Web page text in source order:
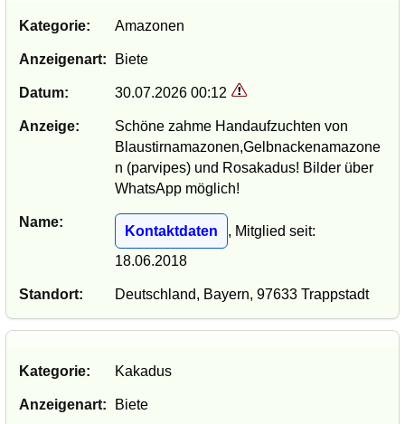
Kategorie: Amazonen
Anzeigenart: Biete
Datum: 30.07.2026 00:12
Anzeige:
Schöne zahme Handaufzuchten von
Blaustirnamazonen,Gelbnackenamazone
n (parvipes) und Rosakadus! Bilder über
WhatsApp möglich!
Name:
Kontaktdaten
, Mitglied seit:
18.06.2018
Standort: Deutschland, Bayern, 97633 Trappstadt
Kategorie: Kakadus
Anzeigenart: Biete